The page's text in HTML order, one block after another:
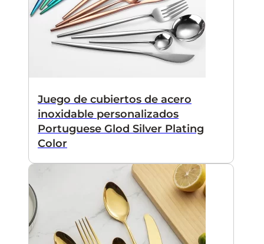
Juego de cubiertos de acero
inoxidable personalizados
Portuguese Glod Silver Plating
Color